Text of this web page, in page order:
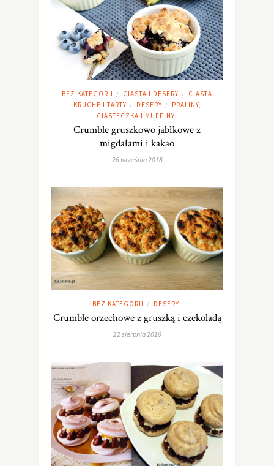
BEZ KATEGORII / CIASTA I DESERY /
CIASTA
KRUCHE I TARTY / DESERY /
PRALINY,
CIASTECZKA I MUFFINY
Crumble gruszkowo jabłkowe z
migdałami i kakao
26 września 2018
BEZ KATEGORII / DESERY
Crumble orzechowe z gruszką i czekoladą
22 sierpnia 2016